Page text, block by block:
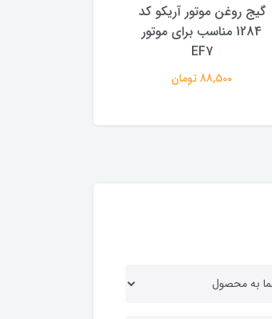
گیج روغن موتور آریکو کد
1284 مناسب برای موتور
EF7
88,500 تومان